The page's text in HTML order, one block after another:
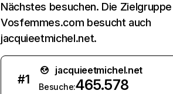
Nächstes besuchen. Die
Vosfemmes.com besucht auch
jacquieetmichel.net.
#1
jacquieetmichel.net
Besuche:465.578